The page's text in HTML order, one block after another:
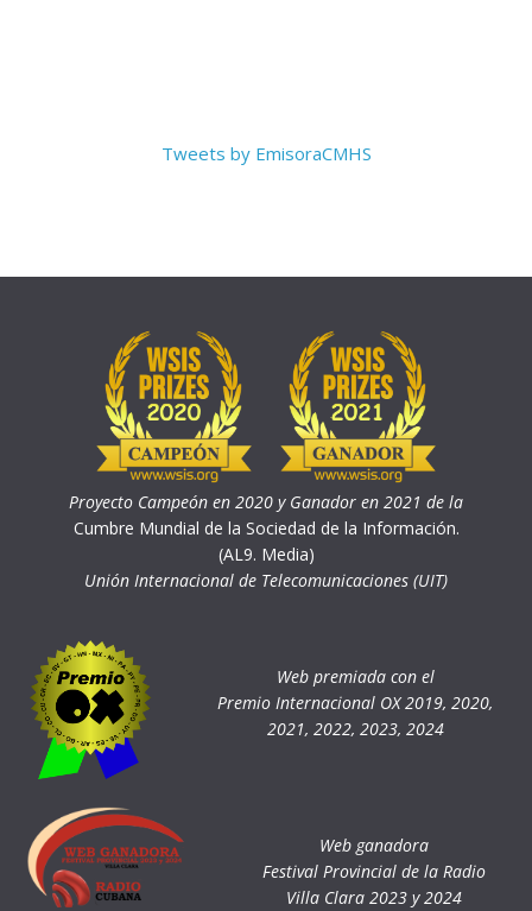
Tweets by EmisoraCMHS
Proyecto Campeón en 2020 y Ganador en 2021 de la
Cumbre Mundial de la Sociedad de la Información.
(AL9. Media)
Unión Internacional de Telecomunicaciones (UIT)
Web premiada con el
Premio Internacional OX 2019, 2020,
2021, 2022, 2023, 2024
Web ganadora
Festival Provincial de la Radio
Villa Clara 2023 y 2024